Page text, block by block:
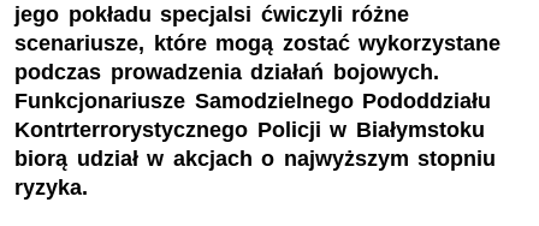
jego pokładu specjalsi ćwiczyli różne
scenariusze, które mogą zostać wykorzystane
podczas prowadzenia działań bojowych.
Funkcjonariusze Samodzielnego Pododdziału
Kontrterrorystycznego Policji w Białymstoku
biorą udział w akcjach o najwyższym stopniu
ryzyka.